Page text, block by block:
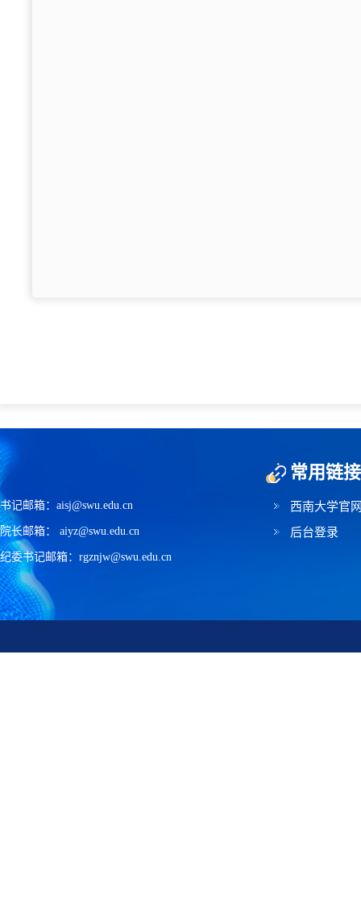
书记邮箱：aisj@swu.edu.cn
院长邮箱： aiyz@swu.edu.cn
纪委书记邮箱：rgznjw@swu.edu.cn
常用链接
西南大学官
后台登录